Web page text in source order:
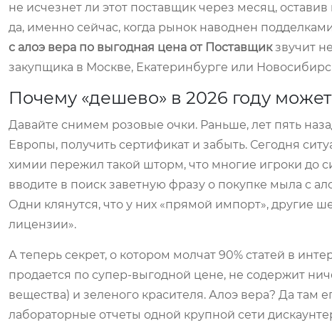
не исчезнет ли этот поставщик через месяц,
да, именно сейчас, когда рынок наводнен
с алоэ вера по выгодная цена от Поставщикзвучит
закупщика в Москве, Екатеринбурге или
Почему «дешево» в 2026 году
Давайте снимем розовые очки. Раньше, лет пять
Европы, получить сертификат и забыть. Сегодня
химии пережил такой шторм, что многие игроки до
вводите в поиск заветную фразу о покупке мыла с
Одни клянутся, что у них «прямой импорт», другие
лицензии».
А теперь секрет, о котором молчат 90% статей в
продается по супер-выгодной цене, не содержит
вещества) и зеленого красителя. Алоэ вера? Да
лабораторные отчеты одной крупной сети